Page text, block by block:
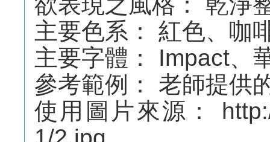
主要色系： 紅色、咖
主要字體： Impact、
參考範例： 老師提供
使用圖片來源：